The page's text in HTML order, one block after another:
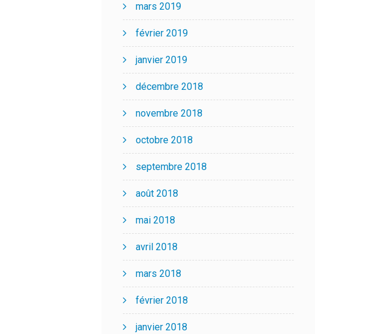
mars 2019
février 2019
janvier 2019
décembre 2018
novembre 2018
octobre 2018
septembre 2018
août 2018
mai 2018
avril 2018
mars 2018
février 2018
janvier 2018